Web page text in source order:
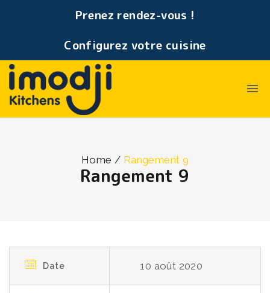
Prenez rendez-vous !
Configurez votre cuisine
Home / Rangement 9
Rangement 9
Date 10 août 2020